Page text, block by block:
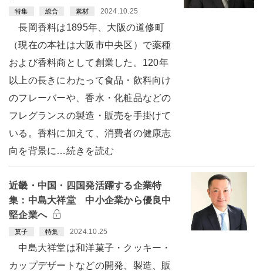
特集 総合 素材 2024.10.25
長岡香料は1895年、大阪の道修町
（現在の本社は大阪市中央区）で薬種
および香料商として創業した。120年
以上の長きにわたって食品・飲料向け
のフレーバーや、香水・化粧品などの
フレグランスの製造・販売を手掛けて
いる。香料に加えて、消費者の健康志
向を背景に…続きを読む
近畿・中国・四国発活躍する企業特
集：中島大祥堂 中小企業から優良中
堅企業へ
菓子 特集 2024.10.25
中島大祥堂は和洋菓子・クッキー・
カップデザートなどの開発、製造、販